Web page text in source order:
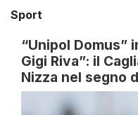
Sport
“Unipol Domus”
Gigi Riva”: il
Nizza nel segno